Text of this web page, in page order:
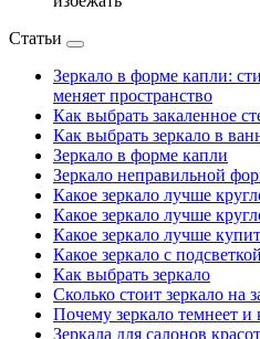
Статьи
Зеркало в форме капли:
меняет пространство
Как выбрать закаленное
Как выбрать зеркало в
Зеркало в форме капли
Зеркало неправильной
Какое зеркало лучше
Какое зеркало лучше
Какое зеркало лучше
Какое зеркало с
Как выбрать зеркало
Сколько стоит зеркало на
Почему зеркало темнеет и
Зеркала для салонов